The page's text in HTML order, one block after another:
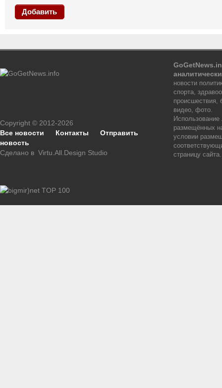
Добавить
Copyright © 2012-2026
Все новости
Контакты
Отправить
новость
Сделано в Virtu.All.Design Studio
новости
спорта,
происшествия,
видео, фото.
размещённых
условии
страницу сайта.